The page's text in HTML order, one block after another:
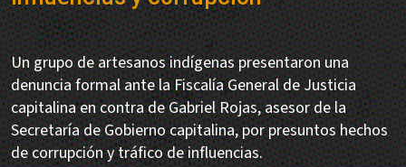
Un grupo de artesanos indígenas presentaron una
denuncia formal ante la Fiscalía General de Justicia
capitalina en contra de Gabriel Rojas, asesor de la
Secretaría de Gobierno capitalina, por presuntos hechos
de corrupción y tráfico de influencias.